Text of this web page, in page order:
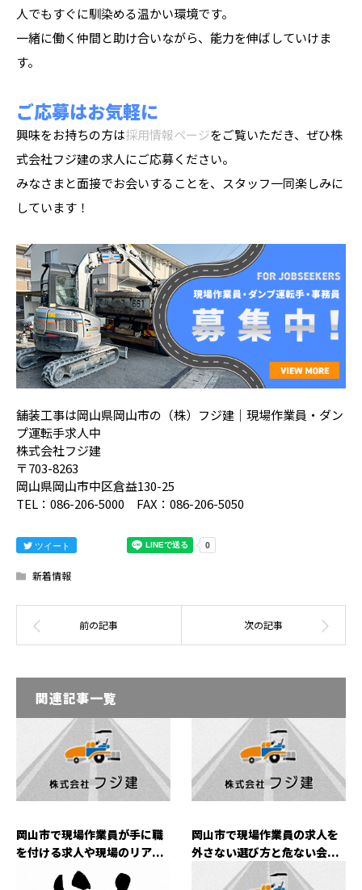
人でもすぐに馴染める温かい環境です。
一緒に働く仲間と助け合いながら、能力を伸ばしていけま
す。
ご応募はお気軽に
興味をお持ちの方は採用情報ページをご覧いただき、ぜひ株
式会社フジ建の求人にご応募ください。
みなさまと面接でお会いすることを、スタッフ一同楽しみに
しています！
舗装工事は岡山県岡山市の（株）フジ建｜現場作業員・ダン
プ運転手求人中
株式会社フジ建
〒703-8263
岡山県岡山市中区倉益130-25
TEL：086-206-5000 FAX：086-206-5050
ツイート
新着情報
関連記事一覧
岡山市で現場作業員が手に職
を付ける求人や現場のリア...
岡山市で現場作業員の求人を
外さない選び方と危ない会...